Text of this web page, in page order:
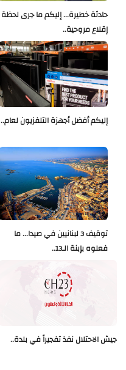
حادثة خطيرة... إليكم ما جرى لحظة
إقلاع مروحية..
إليكم أفضل أجهزة التلفزيون لعام..
توقيف 3 لبنانيين في صيدا... ما
فعلوه بإبنة الـ13..
جيش الاحتلال نفذ تفجيراً في بلدة..